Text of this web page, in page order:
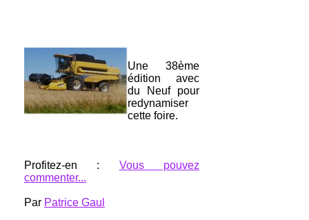
Une 38ème
édition avec
du Neuf pour
redynamiser
cette foire.
Profitez-en : Vous pouvez
commenter...
Par Patrice Gaul